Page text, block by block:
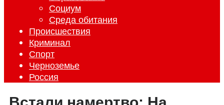
Социум
Среда обитания
Происшествия
Криминал
Спорт
Черноземье
Россия